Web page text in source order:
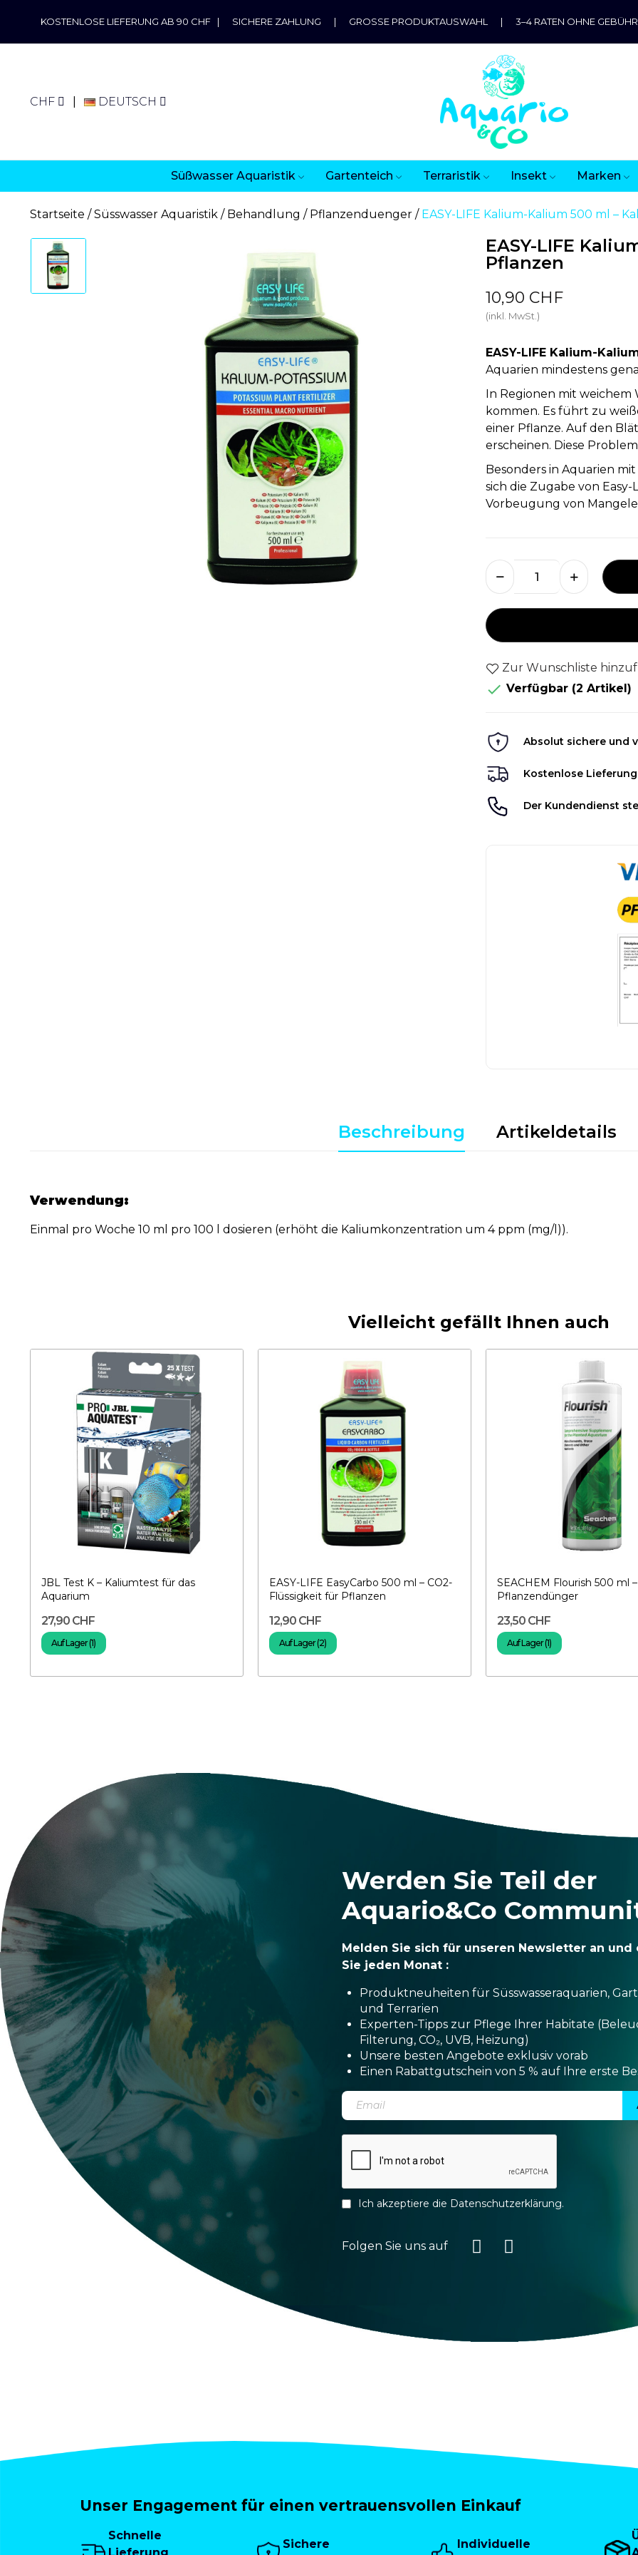
KOSTENLOSE LIEFERUNG AB 90 CHF | SICHERE ZAHLUNG | GROSSE PRODUKTAUSWAHL | 3–4 RATEN OHNE
CHF DEUTSCH
Süßwasser Aquaristik Gartenteich Terraristik Insekt Marken
Startseite Süsswasser Aquaristik Behandlung Pflanzenduenger EASY-LIFE Kalium-Kalium 500 ml –
EASY-LIFE
Pflanzen
10,90 CHF
(inkl. MwSt.)
EASY-LIFE Kalium-
Aquarien mindestens
In Regionen mit weichem
kommen. Es führt zu
einer Pflanze. Auf den
erscheinen. Diese
Besonders in Aquarien
sich die Zugabe von
Vorbeugung von
Zur Wunschliste
 Verfügbar (2 Artikel)
Absolut sichere und
Kostenlose
Der Kundendienst
Beschreibung Artikeldetails
Verwendung:
Einmal pro Woche 10 ml pro 100 l dosieren (erhöht die Kaliumkonzentration um 4 ppm (mg/l)).
Vielleicht gefällt Ihnen auch
JBL Test K – Kaliumtest für das
Aquarium
27,90 CHF
Auf Lager (1)
EASY-LIFE EasyCarbo 500 ml – CO2-
Flüssigkeit für Pflanzen
12,90 CHF
Auf Lager (2)
SEACHEM Flourish 500 ml
Pflanzendünger
23,50 CHF
Auf Lager (1)
Werden Sie Teil der
Aquario&Co
Melden Sie sich für unseren Newsletter an und
Sie jeden Monat :
Produktneuheiten für Süsswasseraquarien,
und Terrarien
Experten-Tipps zur Pflege Ihrer Habitate
Filterung, CO₂, UVB, Heizung)
Unsere besten Angebote exklusiv vorab
Einen Rabattgutschein von 5 % auf Ihre erste
Ich akzeptiere die Datenschutzerklärung.
Folgen Sie uns auf
Unser Engagement für einen vertrauensvollen Einkauf
Schnelle
Sichere
Individuelle